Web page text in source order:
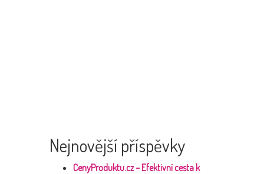
Nejnovější příspěvky
CenyProduktu.cz – Efektivní cesta k